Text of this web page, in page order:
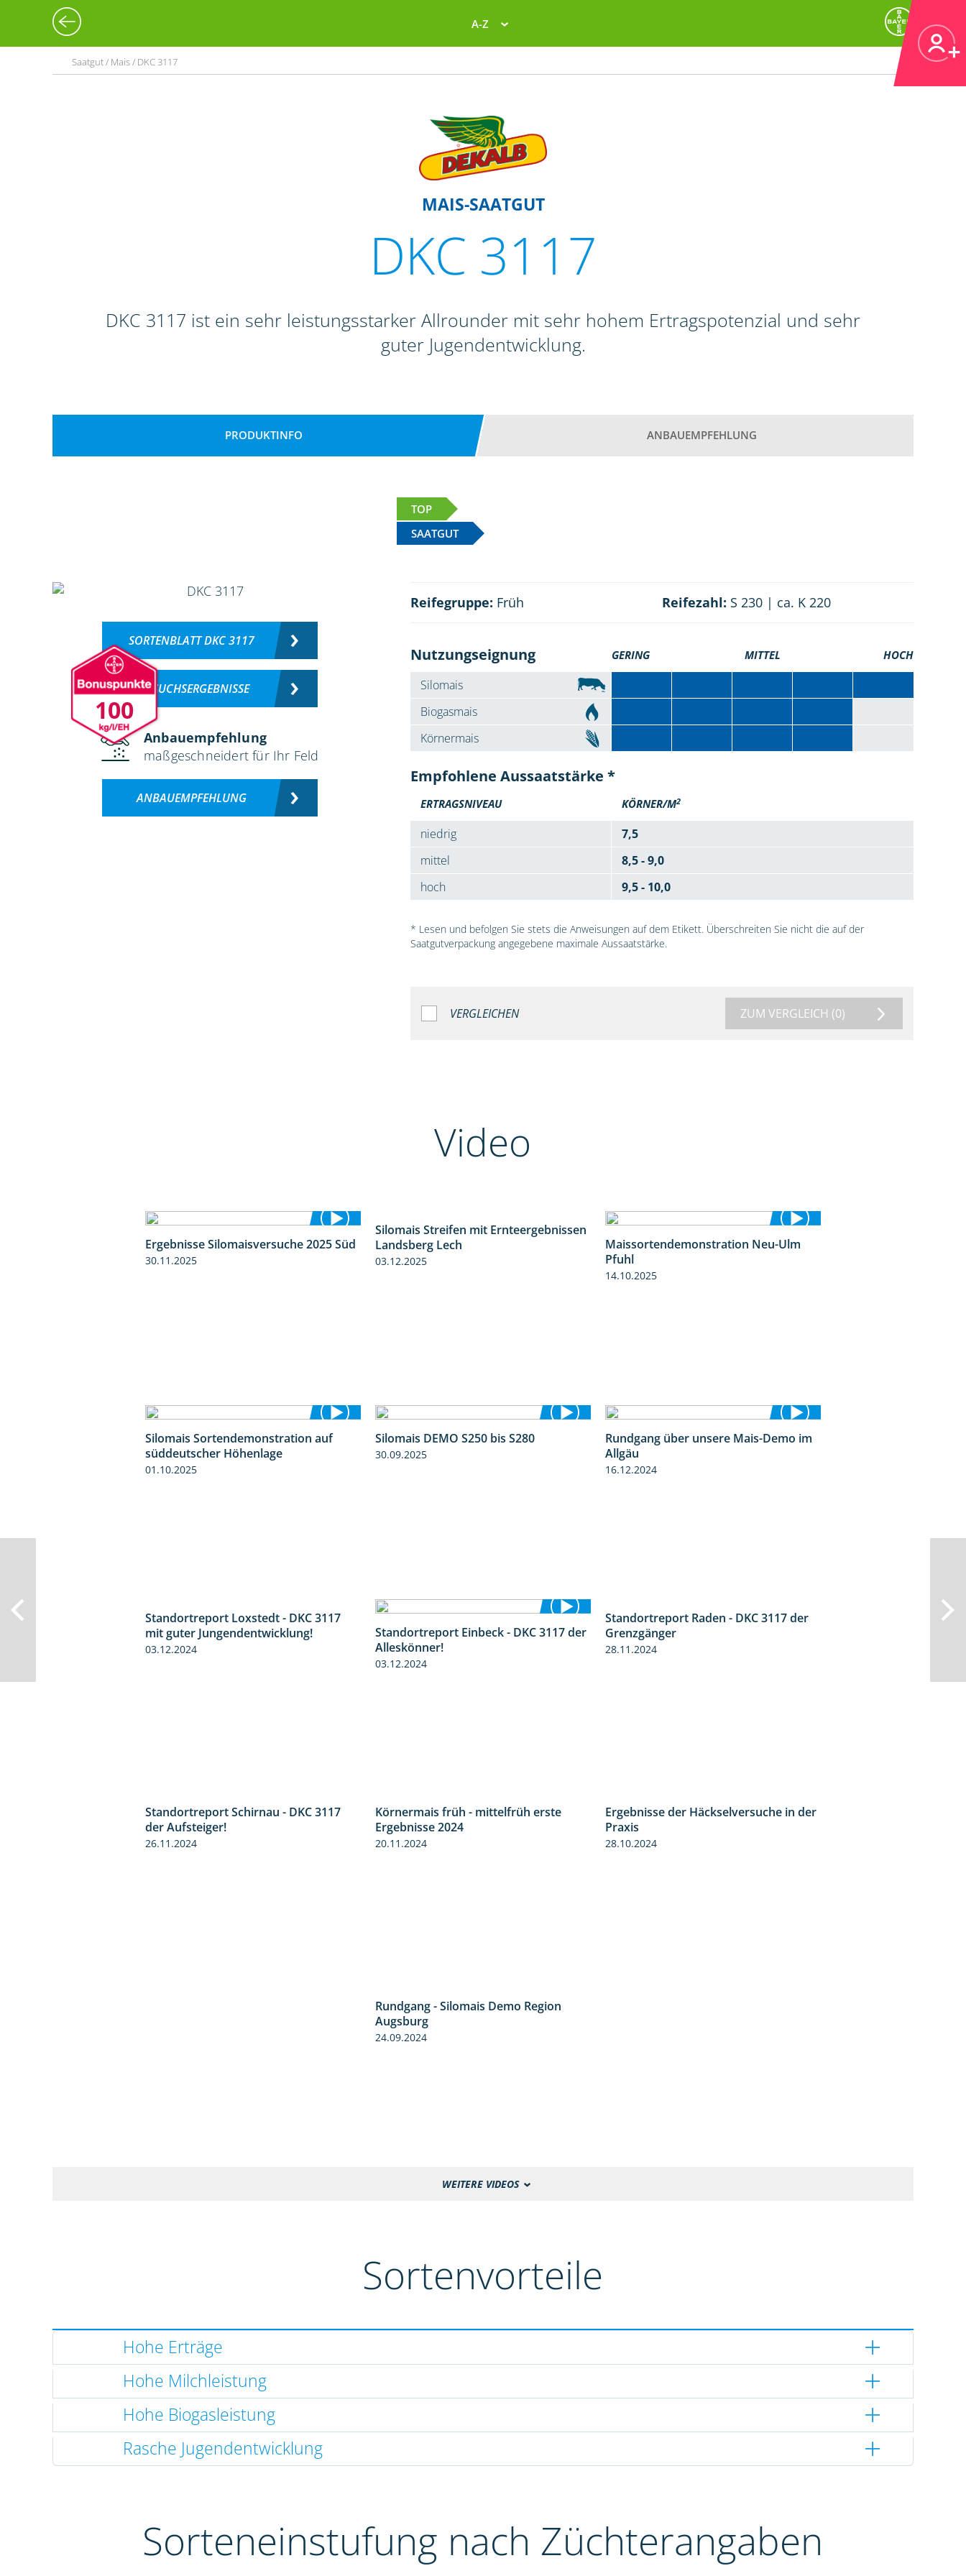
A-Z
Saatgut / Mais / DKC 3117
MAIS-SAATGUT
DKC 3117
DKC 3117 ist ein sehr leistungsstarker Allrounder mit sehr hohem Ertragspotenzial und sehr
guter Jugendentwicklung.
PRODUKTINFO ANBAUEMPFEHLUNG
TOP
SAATGUT
100
SORTENBLATT DKC 3117
VERSUCHSERGEBNISSE
Anbauempfehlung
maßgeschneidert für Ihr Feld
ANBAUEMPFEHLUNG
Reifegruppe: Früh Reifezahl: S 230 | ca. K 220
Nutzungseignung GERING MITTEL HOCH
Silomais
Biogasmais
Körnermais
Empfohlene Aussaatstärke *
ERTRAGSNIVEAU KÖRNER/M2
niedrig
7,5
mittel
8,5 - 9,0
hoch
9,5 - 10,0
* Lesen und befolgen Sie stets die Anweisungen auf dem Etikett. Überschreiten Sie nicht die auf der
Saatgutverpackung angegebene maximale Aussaatstärke.
VERGLEICHEN ZUM VERGLEICH (0)
Video
5:36
Ergebnisse Silomaisversuche 2025 Süd
30.11.2025
Silomais Streifen mit Ernteergebnissen
Landsberg Lech
03.12.2025
7:10
Maissortendemonstration Neu-Ulm
Pfuhl
14.10.2025
7:04
Silomais Sortendemonstration auf
süddeutscher Höhenlage
01.10.2025
Silomais DEMO S250 bis S280
30.09.2025
9:08
Rundgang über unsere Mais-Demo im
Allgäu
16.12.2024
Standortreport Loxstedt - DKC 3117
mit guter Jungendentwicklung!
03.12.2024
1:04
Standortreport Einbeck - DKC 3117 der
Alleskönner!
03.12.2024
Standortreport Raden - DKC 3117 der
Grenzgänger
28.11.2024
Standortreport Schirnau - DKC 3117
der Aufsteiger!
26.11.2024
Körnermais früh - mittelfrüh erste
Ergebnisse 2024
20.11.2024
Ergebnisse der Häckselversuche in der
Praxis
Rundgang - Silomais Demo Region
Augsburg
24.09.2024
WEITERE VIDEOS
Sortenvorteile
Hohe Erträge
Hohe Milchleistung
Hohe Biogasleistung
Rasche Jugendentwicklung
Sorteneinstufung nach Züchterangaben